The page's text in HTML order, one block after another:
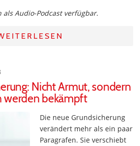
als Audio-Podcast verfügbar.
Nicht Armut, sondern
werden bekämpft
Die neue Grundsicherung
verändert mehr als ein paar
Paragrafen. Sie verschiebt